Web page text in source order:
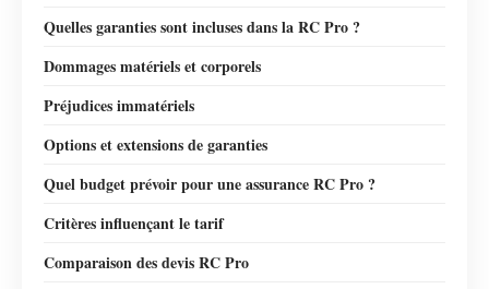
Quelles garanties sont incluses dans la RC Pro ?
Dommages matériels et corporels
Préjudices immatériels
Options et extensions de garanties
Quel budget prévoir pour une assurance RC Pro ?
Critères influençant le tarif
Comparaison des devis RC Pro